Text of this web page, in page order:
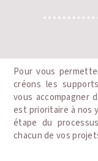
Pour vous
créons les
vous accompagner
est prioritaire à nos
étape du
chacun de vos